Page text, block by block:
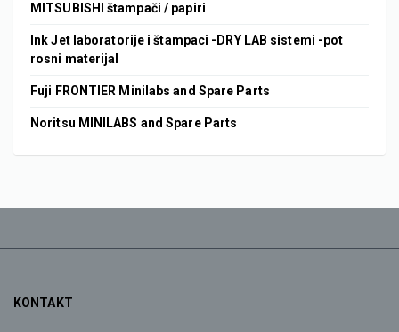
MITSUBISHI štampači / papiri
Ink Jet laboratorije i štampaci -DRY LAB sistemi -pot
rosni materijal
Fuji FRONTIER Minilabs and Spare Parts
Noritsu MINILABS and Spare Parts
KONTAKT